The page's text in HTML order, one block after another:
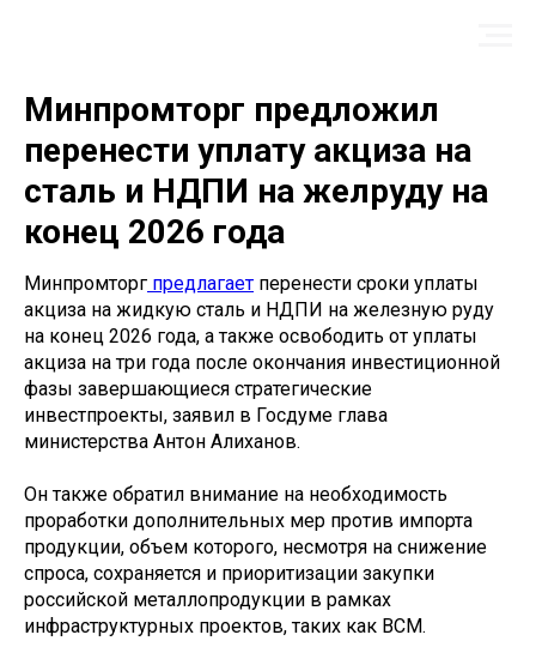
Минпромторг предложил
перенести уплату акциза на
сталь и НДПИ на желруду на
конец 2026 года
Минпромторг предлагает перенести сроки уплаты
акциза на жидкую сталь и НДПИ на железную руду
на конец 2026 года, а также освободить от уплаты
акциза на три года после окончания инвестиционной
фазы завершающиеся стратегические
инвестпроекты, заявил в Госдуме глава
министерства Антон Алиханов.
Он также обратил внимание на необходимость
проработки дополнительных мер против импорта
продукции, объем которого, несмотря на снижение
спроса, сохраняется и приоритизации закупки
российской металлопродукции в рамках
инфраструктурных проектов, таких как ВСМ.